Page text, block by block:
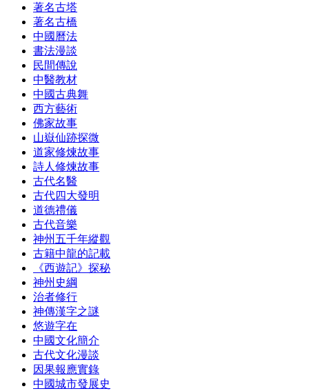
著名古塔
著名古橋
中國曆法
書法漫談
民間傳說
中醫教材
中國古典舞
西方藝術
佛家故事
山嶽仙跡探微
道家修煉故事
詩人修煉故事
古代名醫
古代四大發明
道德禮儀
古代音樂
神州五千年縱觀
古籍中龍的記載
《西遊記》探秘
神州史綱
治者修行
神傳漢字之謎
悠遊字在
中國文化簡介
古代文化漫談
因果報應實錄
中國城市發展史